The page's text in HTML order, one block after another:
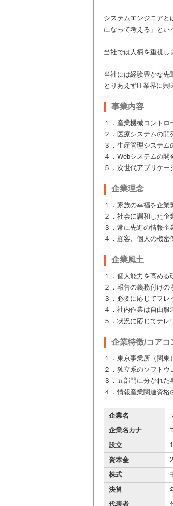
システムエンジニア
になって考える」とい
当社では人柄を重視
当社には経験豊かな先
とりあえずIT業界に興
事業内容
１．産業機械コント
２．医療システムの開
３．生産管理システム
４．Webシステムの開
５．次世代アプリケー
企業理念
１．家族の幸福を企業
２．社会に調和した企
３．常に先進の情報企
４．顧客、個人の機密
企業風土
１．個人能力を高める
２．報告の義務付けの
３．必要に応じてフレ
４．社内作業は自由服
５．状況に応じてテレ
企業特徴/コアコ
１．東京事業所（関
２．独立系のソフト
３．五部門に分かれた
４．情報産業関連資格
企業名
企業名カナ
設立
資本金
株式
決算
代表者